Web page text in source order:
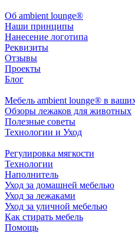
Oб ambient lounge®
Наши принципы
Нанесение логотипа
Реквизиты
Отзывы
Проекты
Блог
Мебель ambient lounge® в
Обзоры лежаков для животных
Полезные советы
Технологии и Уход
Регулировка мягкости
Технологии
Наполнитель
Уход за домашней мебелью
Уход за лежаками
Уход за уличной мебелью
Как стирать мебель
Помощь